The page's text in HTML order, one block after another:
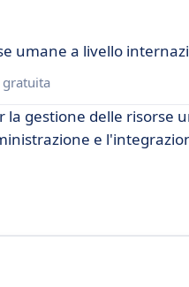
umane a livello
gratuita
gestione delle risorse
e